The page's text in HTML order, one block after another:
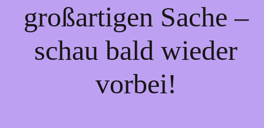
großartigen Sache –
schau bald wieder
vorbei!